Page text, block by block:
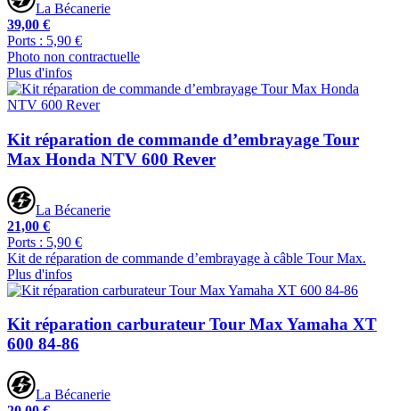
La Bécanerie
39,00 €
Ports : 5,90 €
Photo non contractuelle
Plus d'infos
Kit réparation de commande d’embrayage Tour
Max Honda NTV 600 Rever
La Bécanerie
21,00 €
Ports : 5,90 €
Kit de réparation de commande d’embrayage à câble Tour Max.
Plus d'infos
Kit réparation carburateur Tour Max Yamaha XT
600 84-86
La Bécanerie